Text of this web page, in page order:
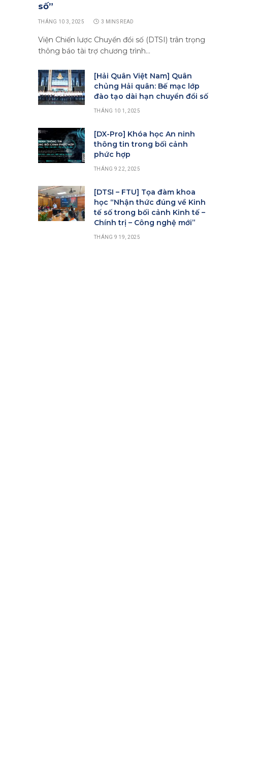
số”
THÁNG 10 3, 2025 3 MINS READ
Viện Chiến lược Chuyển đổi số (DTSI) trân trọng
thông báo tài trợ chương trình…
[Hải Quân Việt Nam] Quân
chủng Hải quân: Bế mạc lớp
đào tạo dài hạn chuyển đổi số
THÁNG 10 1, 2025
[DX-Pro] Khóa học An ninh
thông tin trong bối cảnh
phức hợp
THÁNG 9 22, 2025
[DTSI – FTU] Tọa đàm khoa
học “Nhận thức đúng về Kinh
tế số trong bối cảnh Kinh tế –
Chính trị – Công nghệ mới”
THÁNG 9 19, 2025